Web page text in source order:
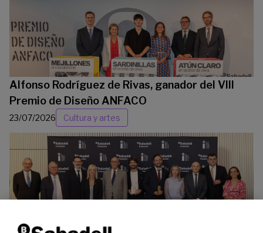
Alfonso Rodríguez de Rivas, ganador del VIII
Premio de Diseño ANFACO
23/07/2026 Cultura y artes
La Fundación Banco Sabadell reconoce a dos